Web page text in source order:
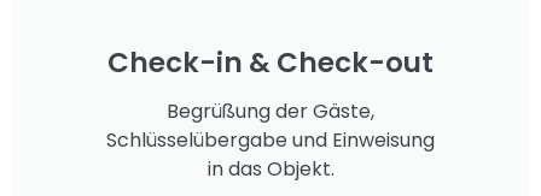
Check-in & Check-out
Begrüßung der Gäste,
Schlüsselübergabe und Einweisung
in das Objekt.